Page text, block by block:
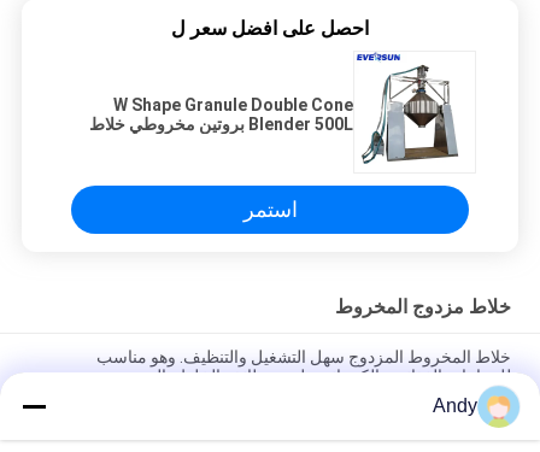
احصل على افضل سعر ل
W Shape Granule Double Cone
Blender 500L بروتين مخروطي خلاط
استمر
خلاط مزدوج المخروط
خلاط المخروط المزدوج سهل التشغيل والتنظيف. وهو مناسب
للصناعات الغذائية والكيميائية ولديه وظائف الخلط والمزج.
خلاط مخروطي مزدوج من الفولاذ المقاوم للصدأ مع سرعة قابلة
للتعديل وسعة 100-1500 لتر لخلط المساحيق والحبيبات
Andy